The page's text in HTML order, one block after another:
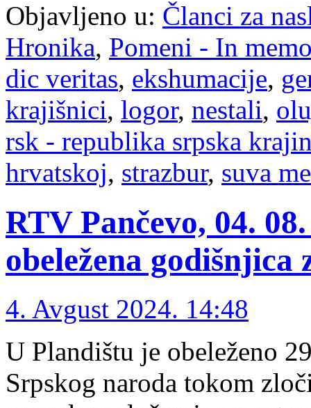
Objavljeno u: Članci za
Hronika, Pomeni - In
dic veritas, ekshumacije,
krajišnici, logor, nestali,
rsk - republika srpska
hrvatskoj, strazbur, suva
RTV Pančevo, 04.
obeležena
4. Avgust 2024. 14:48
U Plandištu je obeleženo
Srpskog naroda tokom